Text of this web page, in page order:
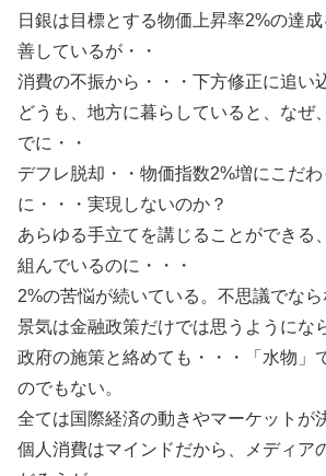
日銀は目標とする物価上昇率2%の達
善しているが・・
消費の不振から・・・下方修正に追い
どうも、地方に暮らしていると、なぜ
でに・・
デフレ脱却・・物価指数2%増にこだ
に・・・実現しないのか？
あらゆる手立てを講じることができる
組んでいるのに・・・
2%の苦悩が続いている。不思議でなら
景気は金融政策だけでは思うようにな
政府の施策と絡めても・・・「水物」
のでもない。
全ては国際経済の動きやマーケットが
個人消費はマインドだから、メディア